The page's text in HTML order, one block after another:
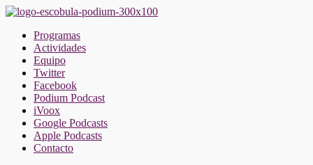
Saltar
contenidoProgramas
Actividades
Equipo
Twitter
Facebook
Podium Podcast
iVoox
Google Podcasts
Apple Podcasts
Contacto